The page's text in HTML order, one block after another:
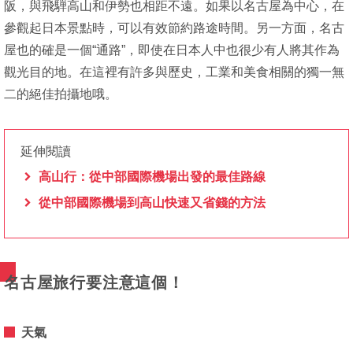
阪，與飛騨高山和伊勢也相距不遠。如果以名古屋為中心，在
參觀起日本景點時，可以有效節約路途時間。另一方面，名古
屋也的確是一個“通路”，即使在日本人中也很少有人將其作為
觀光目的地。在這裡有許多與歷史，工業和美食相關的獨一無
二的絕佳拍攝地哦。
延伸閱讀
高山行：從中部國際機場出發的最佳路線
從中部國際機場到高山快速又省錢的方法
名古屋旅行要注意這個！
天氣